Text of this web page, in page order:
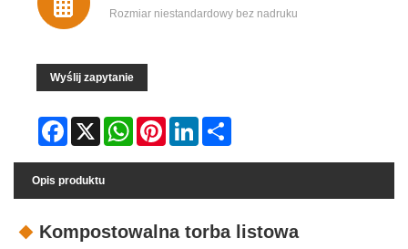
Rozmiar niestandardowy bez nadruku
Wyślij zapytanie
Facebook
X WhatsAppPinterestLinkedIn
Opis produktu
Kompostowalna torba listowa